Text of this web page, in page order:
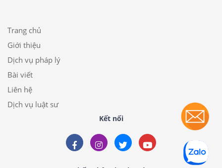
Trang chủ
Giới thiệu
Dịch vụ pháp lý
Bài viết
Liên hệ
Dịch vụ luật sư
Kết nối